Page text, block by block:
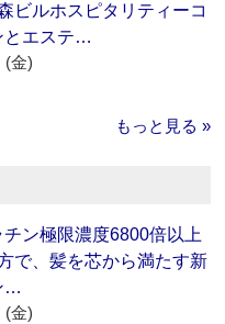
ビルホスピタリティーコ
とエステ…
(金)
もっと見る »
チン極限濃度6800倍以上
で、髪を芯から満たす新
…
(金)